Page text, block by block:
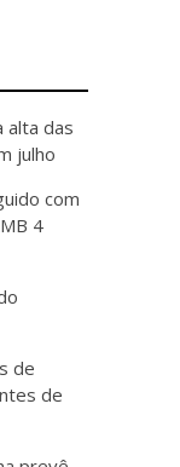
alta das
julho
com
4
de
de